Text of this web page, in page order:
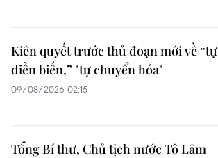
Kiên quyết trước thủ đoạn mới về “tự
diễn biến,” "tự chuyển hóa"
09/08/2026 02:15
Tổng Bí thư, Chủ tịch nước Tô Lâm